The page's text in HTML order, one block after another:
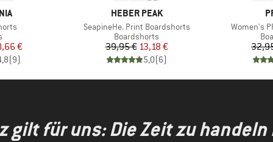
Preis
€
(9)
MARKE
HEBER PEAK
Artikel
SeapineHe. Print Boardshorts
Produktgruppe
Boardshorts
Preis
39,95 €reduzierter Preis
13,18 €
5,0(6)
Artikel
Women's
gilt für uns: Die Zeit zu